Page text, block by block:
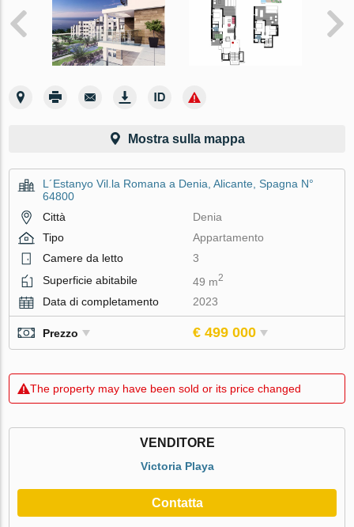
Mostra sulla mappa
L´Estanyo Vil.la Romana a Denia, Alicante, Spagna N°
64800
Città
Denia
Tipo
Appartamento
Camere da letto
3
Superficie abitabile
49 m2
Data di completamento 2023
Prezzo € 499 000
The property may have been sold or its price changed
VENDITORE
Victoria Playa
Contatta